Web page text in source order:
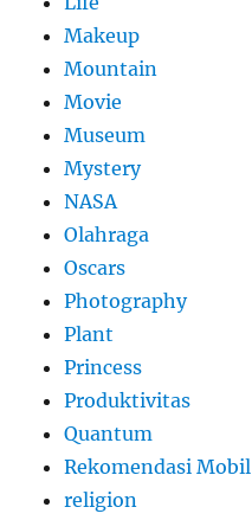
Makeup
Mountain
Movie
Museum
Mystery
NASA
Olahraga
Oscars
Photography
Plant
Princess
Produktivitas
Quantum
Rekomendasi Mobil
religion